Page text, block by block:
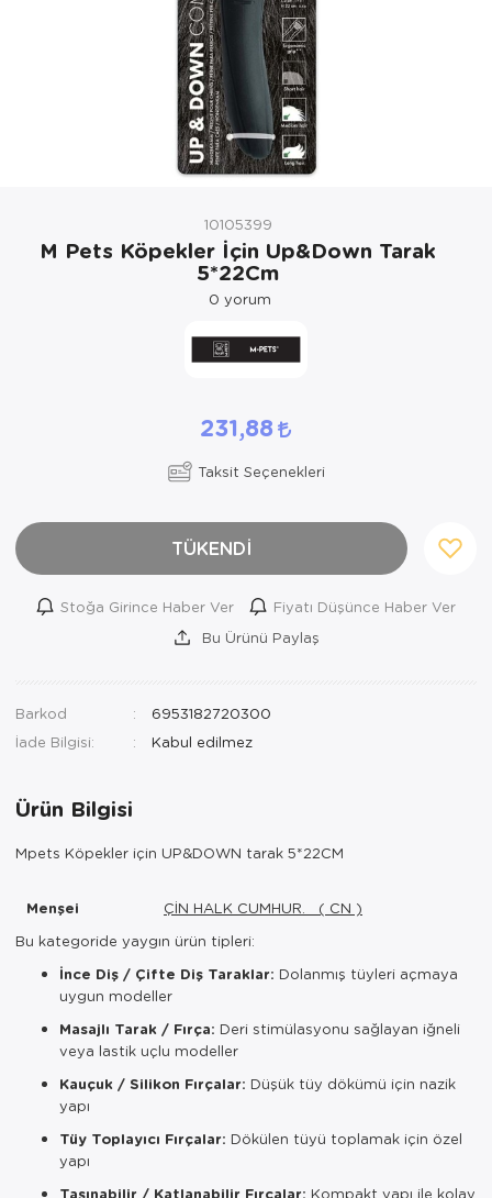
10105399
M Pets Köpekler İçin Up&Down Tarak
5*22Cm
0 yorum
231,88
Taksit Seçenekleri
TÜKENDİ
Stoğa Girince Haber Ver
Fiyatı Düşünce Haber Ver
Bu Ürünü Paylaş
Barkod
6953182720300
İade Bilgisi:
Ürün Bilgisi
Mpets Köpekler için UP&DOWN tarak 5*22CM
Menşei
ÇİN HALK CUMHUR. ( CN )
Bu kategoride yaygın ürün tipleri:
İnce Diş / Çifte Diş Taraklar: Dolanmış tüyleri açmaya
uygun modeller
Masajlı Tarak / Fırça: Deri stimülasyonu sağlayan iğneli
veya lastik uçlu modeller
Kauçuk / Silikon Fırçalar: Düşük tüy dökümü için nazik
yapı
Tüy Toplayıcı Fırçalar: Dökülen tüyü toplamak için özel
yapı
Taşınabilir / Katlanabilir Fırçalar: Kompakt yapı ile kolay